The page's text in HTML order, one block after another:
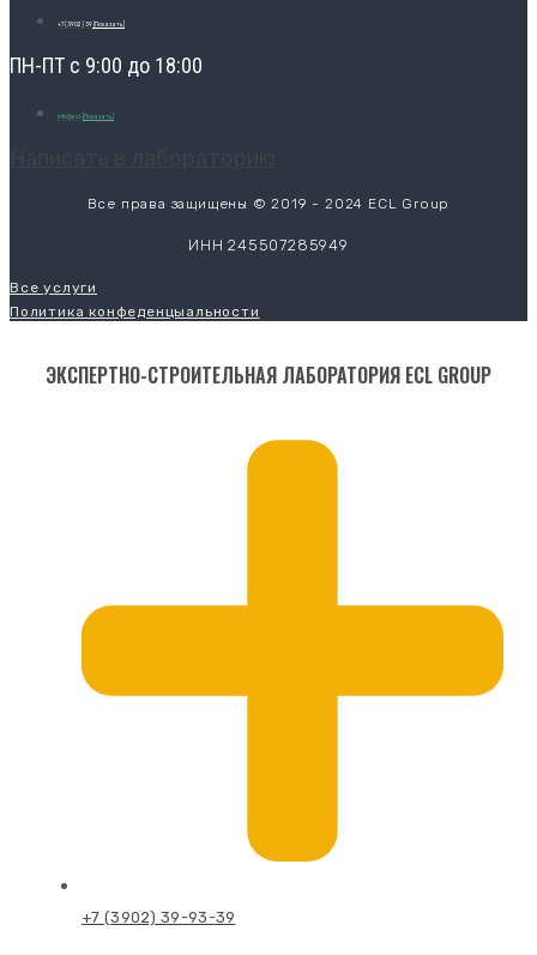
+7 (3902) 39 [Показать]
ПН-ПТ с 9:00 до 18:00
info@ecl- [Показать]
Все права защищены © 2019 - 2024 ECL Group
ИНН 245507285949
Все услуги
Политика конфеденцыальности
ЭКСПЕРТНО-СТРОИТЕЛЬНАЯ ЛАБОРАТОРИЯ ECL GROUP
+7 (3902) 39-93-39